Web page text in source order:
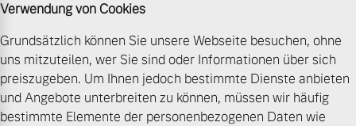
Verwendung von Cookies
Grundsätzlich können Sie unsere Webseite besuchen, ohne
uns mitzuteilen, wer Sie sind oder Informationen über sich
preiszugeben. Um Ihnen jedoch bestimmte Dienste anbieten
und Angebote unterbreiten zu können, müssen wir häufig
bestimmte Elemente der personenbezogenen Daten wie